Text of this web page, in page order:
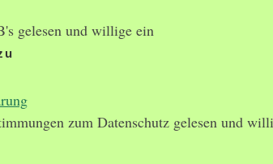
gelesen und willige ein
zum Datenschutz gelesen und